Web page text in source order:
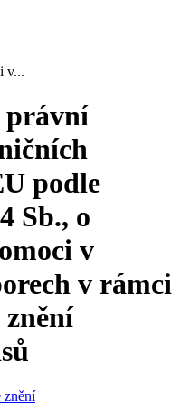
v...
právní
podle
Sb., o
v
v rámci
znění
znění